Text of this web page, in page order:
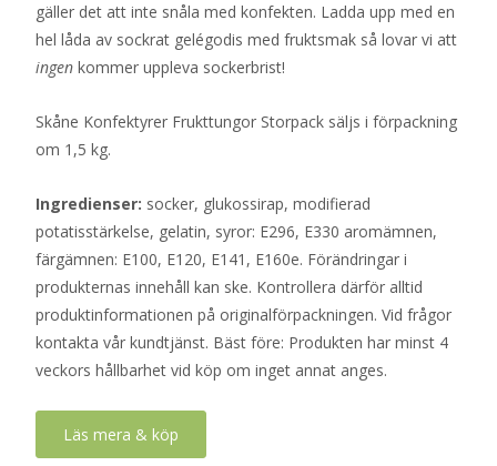
gäller det att inte snåla med konfekten. Ladda upp med en
hel låda av sockrat gelégodis med fruktsmak så lovar vi att
ingen kommer uppleva sockerbrist!
Skåne Konfektyrer Frukttungor Storpack säljs i förpackning
om 1,5 kg.
Ingredienser: socker, glukossirap, modifierad
potatisstärkelse, gelatin, syror: E296, E330 aromämnen,
färgämnen: E100, E120, E141, E160e. Förändringar i
produkternas innehåll kan ske. Kontrollera därför alltid
produktinformationen på originalförpackningen. Vid frågor
kontakta vår kundtjänst. Bäst före: Produkten har minst 4
veckors hållbarhet vid köp om inget annat anges.
Läs mera & köp